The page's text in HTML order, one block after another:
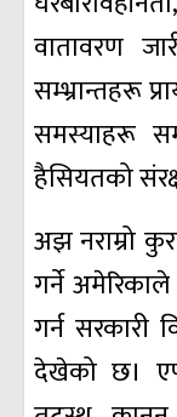
वातावरण
सम्भ्रान्तहरू
समस्याहरू
हैसियतको
अझ नराम्रो
गर्ने
गर्न सरकारी
देखेको छ।